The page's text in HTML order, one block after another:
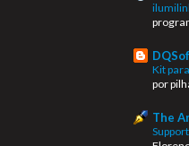
Kit
por
The